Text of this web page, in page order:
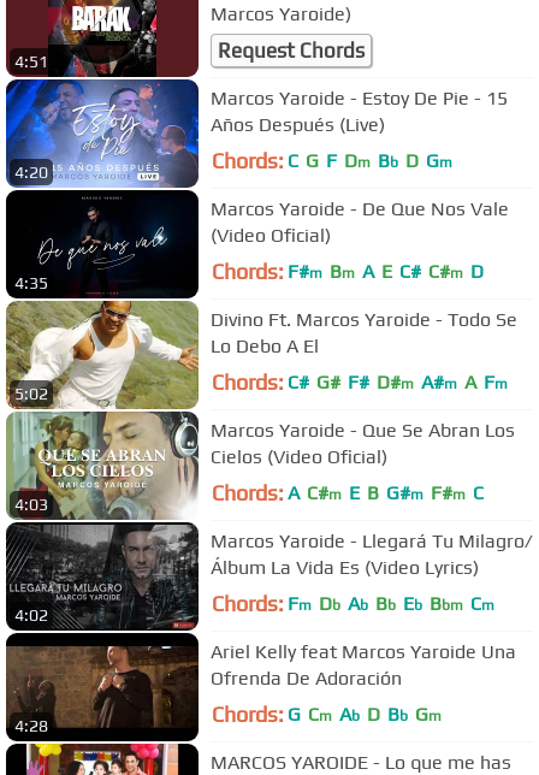
4:51
Marcos Yaroide)
Request Chords
4:20
Marcos Yaroide - Estoy De Pie - 15
Años Después (Live)
Chords: C G F Dm Bb D Gm
4:35
Marcos Yaroide - De Que Nos Vale
(Video Oficial)
Chords: F#m Bm A E C# C#m D
5:02
Divino Ft. Marcos Yaroide - Todo Se
Lo Debo A El
Chords: C# G# F# D#m A#m A Fm
4:03
Marcos Yaroide - Que Se Abran Los
Cielos (Video Oficial)
Chords: A C#m E B G#m F#m C
4:02
Marcos Yaroide - Llegará Tu Milagro/
Álbum La Vida Es (Video Lyrics)
Chords: Fm Db Ab Bb Eb Bbm Cm
4:28
Ariel Kelly feat Marcos Yaroide Una
Ofrenda De Adoración
Chords: G Cm Ab D Bb Gm
MARCOS YAROIDE - Lo que me has